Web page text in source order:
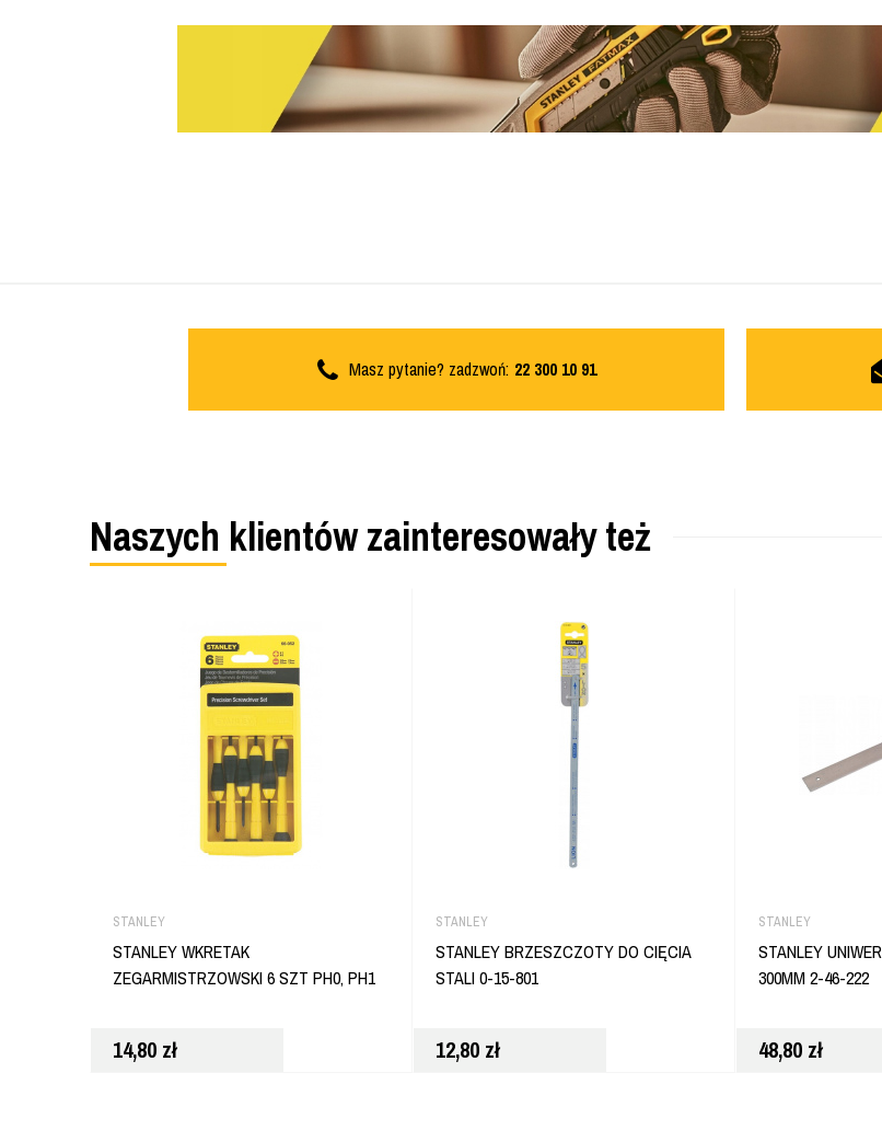
Masz pytanie? zadzwoń: 22 300 10 91
Naszych klientów zainteresowały też
STANLEY
STANLEY WKRETAK
ZEGARMISTRZOWSKI 6 SZT PH0, PH1
14,80 zł
STANLEY
STANLEY BRZESZCZOTY DO CIĘCIA
STALI 0-15-801
12,80 zł
STANLEY
STANLEY
300MM 2-46-222
48,80 zł